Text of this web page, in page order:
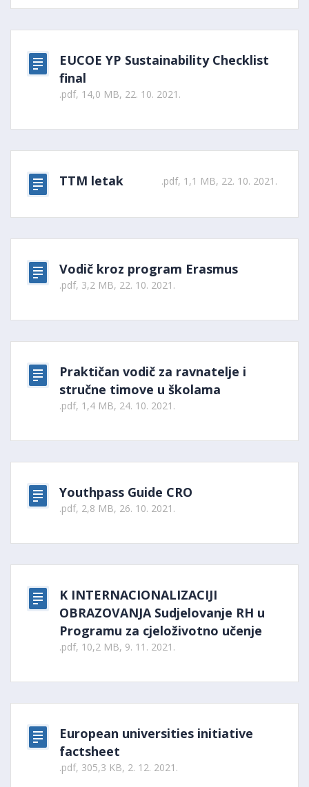
EUCOE YP Sustainability Checklist
final
.pdf, 14,0 MB, 22. 10. 2021.
TTM letak .pdf, 1,1 MB, 22. 10. 2021.
Vodič kroz program Erasmus
.pdf, 3,2 MB, 22. 10. 2021.
Praktičan vodič za ravnatelje i
stručne timove u školama
.pdf, 1,4 MB, 24. 10. 2021.
Youthpass Guide CRO
.pdf, 2,8 MB, 26. 10. 2021.
K INTERNACIONALIZACIJI
OBRAZOVANJA Sudjelovanje RH u
Programu za cjeloživotno učenje
.pdf, 10,2 MB, 9. 11. 2021.
European universities initiative
factsheet
.pdf, 305,3 KB, 2. 12. 2021.